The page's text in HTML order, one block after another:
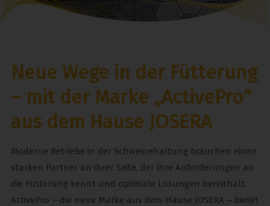
Neue Wege in der Fütterung
– mit der Marke „ActivePro“
aus dem Hause JOSERA
Moderne Betriebe in der Schweinehaltung brauchen einen
starken Partner an ihrer Seite, der ihre Anforderungen an
die Fütterung kennt und optimale Lösungen bereithält.
ActivePro – die neue Marke aus dem Hause JOSERA – bietet